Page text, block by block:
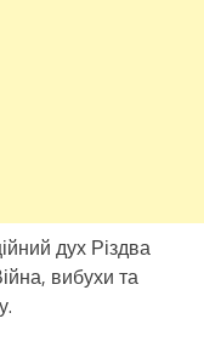
дух Різдва
вибухи та